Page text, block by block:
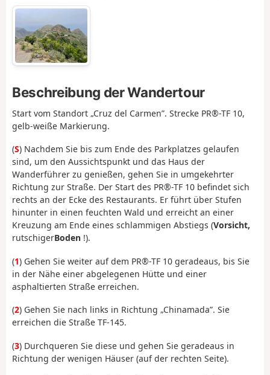
Beschreibung der Wandertour
Start vom Standort „Cruz del Carmen”. Strecke PR®-TF 10,
gelb-weiße Markierung.
(S) Nachdem Sie bis zum Ende des Parkplatzes gelaufen
sind, um den Aussichtspunkt und das Haus der
Wanderführer zu genießen, gehen Sie in umgekehrter
Richtung zur Straße. Der Start des PR®-TF 10 befindet sich
rechts an der Ecke des Restaurants. Er führt über Stufen
hinunter in einen feuchten Wald und erreicht an einer
Kreuzung am Ende eines schlammigen Abstiegs (Vorsicht,
rutschigerBoden !).
(1) Gehen Sie weiter auf dem PR®-TF 10 geradeaus, bis Sie
in der Nähe einer abgelegenen Hütte und einer
asphaltierten Straße erreichen.
(2) Gehen Sie nach links in Richtung „Chinamada”. Sie
erreichen die Straße TF-145.
(3) Durchqueren Sie diese und gehen Sie geradeaus in
Richtung der wenigen Häuser (auf der rechten Seite).